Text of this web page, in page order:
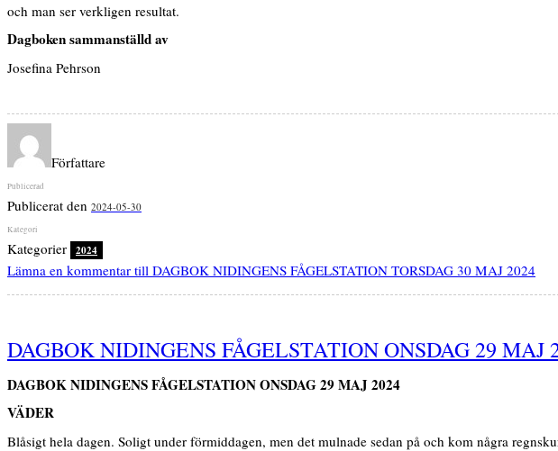
och man ser verkligen resultat.
Dagboken sammanställd av
Josefina Pehrson
Författare
Publicerat den 2024-05-30
Kategorier 2024
Lämna en kommentar till DAGBOK NIDINGENS FÅGELSTATION TORSDAG 30 MAJ 2024
DAGBOK NIDINGENS FÅGELSTATION ONSDAG 29 MAJ
DAGBOKNIDINGENS FÅGELSTATION ONSDAG 29 MAJ 2024
VÄDER
Blåsigt hela dagen. Soligt under förmiddagen, men det mulnade sedan på och kom några